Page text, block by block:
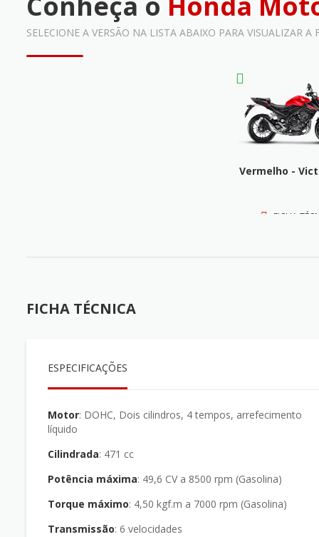
SELECIONE A VERSÃO NA LISTA ABAIXO PARA VISUALIZAR A
Vermelho -
FICHA
FICHA TÉCNICA
ESPECIFICAÇÕES
Motor: DOHC, Dois cilindros, 4 tempos, arrefecimento
líquido
Cilindrada : 471 cc
Potência máxima : 49,6 CV a 8500 rpm (Gasolina)
Torque máximo : 4,50 kgf.m a 7000 rpm (Gasolina)
Transmissão : 6 velocidades